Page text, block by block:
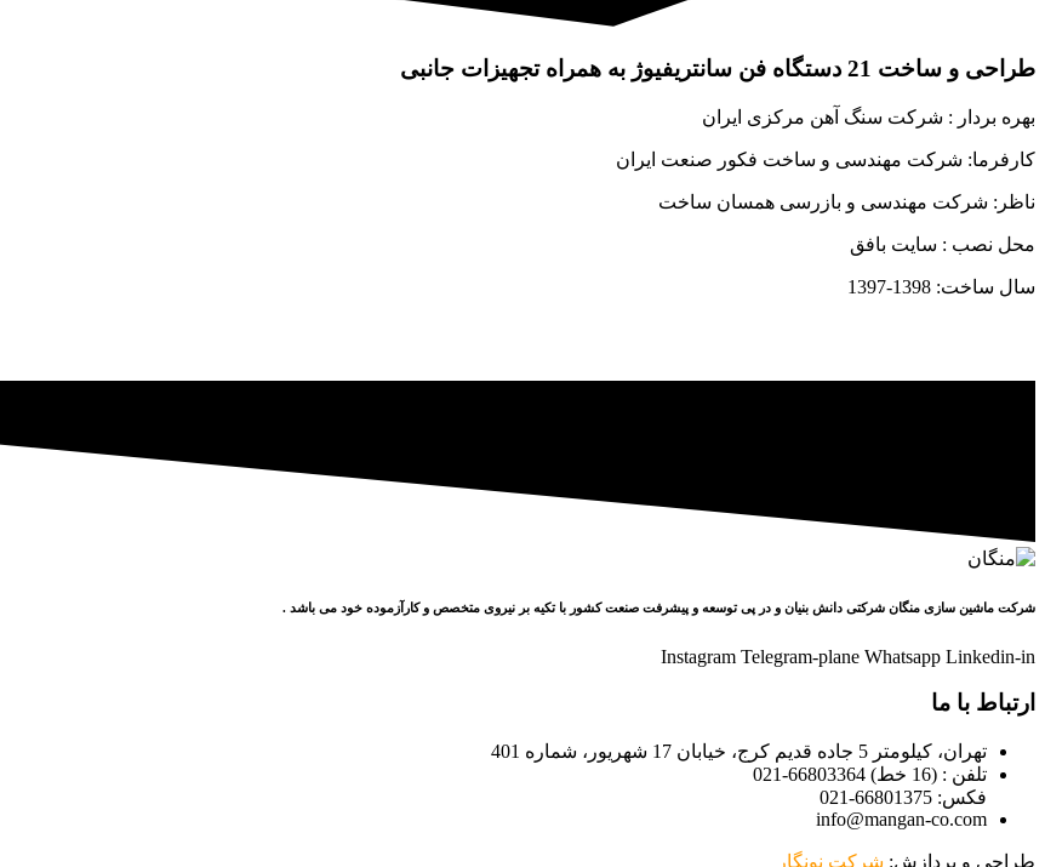
طراحی و ساخت 21 دستگاه فن سانتریفیوژ به همراه تجهیزات جانبی
بهره بردار : شرکت سنگ آهن مرکزی ایران
کارفرما: شرکت مهندسی و ساخت فکور صنعت ایران
ناظر: شرکت مهندسی و بازرسی همسان ساخت
محل نصب : سایت بافق
سال ساخت: 1398-1397
شرکت ماشین سازی منگان شرکتی دانش بنیان و در پی توسعه و پیشرفت صنعت کشور با تکیه بر نیروی متخصص و کارآزموده خود می باشد .
Instagram Telegram-plane Whatsapp Linkedin-in
ارتباط با ما
تهران، کیلومتر 5 جاده قدیم کرج، خیابان 17 شهریور، شماره 401
تلفن : (16 خط) 66803364-021
فکس: 66801375-021
info@mangan-co.com
طراحی و پردازش: شرکت نونگار